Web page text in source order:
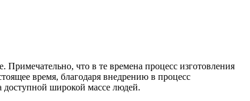
что в те времена процесс изготовления
время, благодаря внедрению в процесс
доступной широкой массе людей.